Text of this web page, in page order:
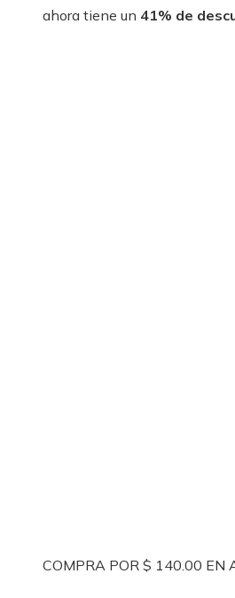
ahora tiene un 41% de
COMPRA POR $ 140.00 EN